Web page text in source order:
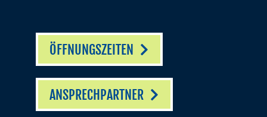
ÖFFNUNGSZEITEN
ANSPRECHPARTNER